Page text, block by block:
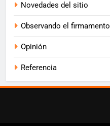
Novedades del sitio
Observando el firmamento
Opinión
Referencia